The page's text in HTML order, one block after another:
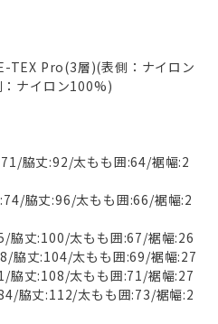
TEX Pro(3層)(表側：ナイロン
ナイロン100%)
脇丈:92/太もも囲:64/裾幅:2
脇丈:96/太もも囲:66/裾幅:2
脇丈:100/太もも囲:67/裾幅:26
脇丈:104/太もも囲:69/裾幅:27
脇丈:108/太もも囲:71/裾幅:27
脇丈:112/太もも囲:73/裾幅:2